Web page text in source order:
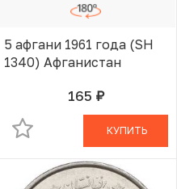
5 афгани 1961 года (SH
1340) Афганистан
165 руб.В КОРЗИНЕ
КУПИТЬ